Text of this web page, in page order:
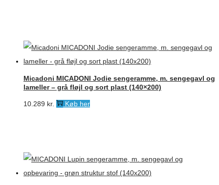
Micadoni MICADONI Jodie sengeramme, m. sengegavl og
lameller – grå fløjl og sort plast (140×200)
10.289 kr. Køb her